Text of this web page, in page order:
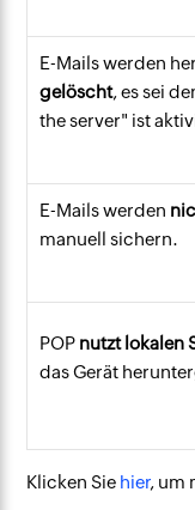
E-Mails werden
gelöscht, es sei
the server" ist
E-Mails werden
manuell sichern.
POP nutzt lokalen
das Gerät
Klicken Sie hier, um